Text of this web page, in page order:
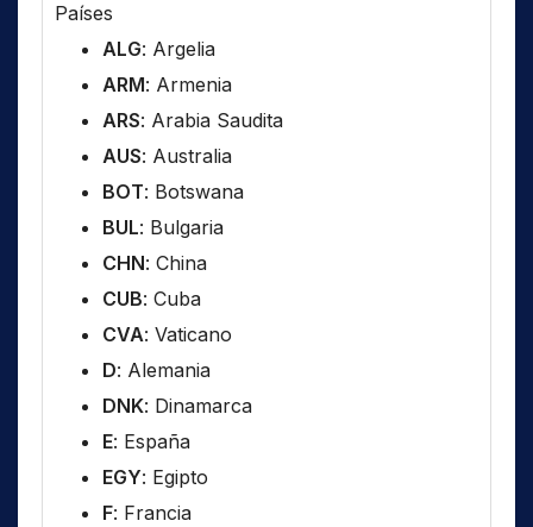
Países
ALG: Argelia
ARM: Armenia
ARS: Arabia Saudita
AUS: Australia
BOT: Botswana
BUL: Bulgaria
CHN: China
CUB: Cuba
CVA: Vaticano
D: Alemania
DNK: Dinamarca
E: España
EGY: Egipto
F: Francia